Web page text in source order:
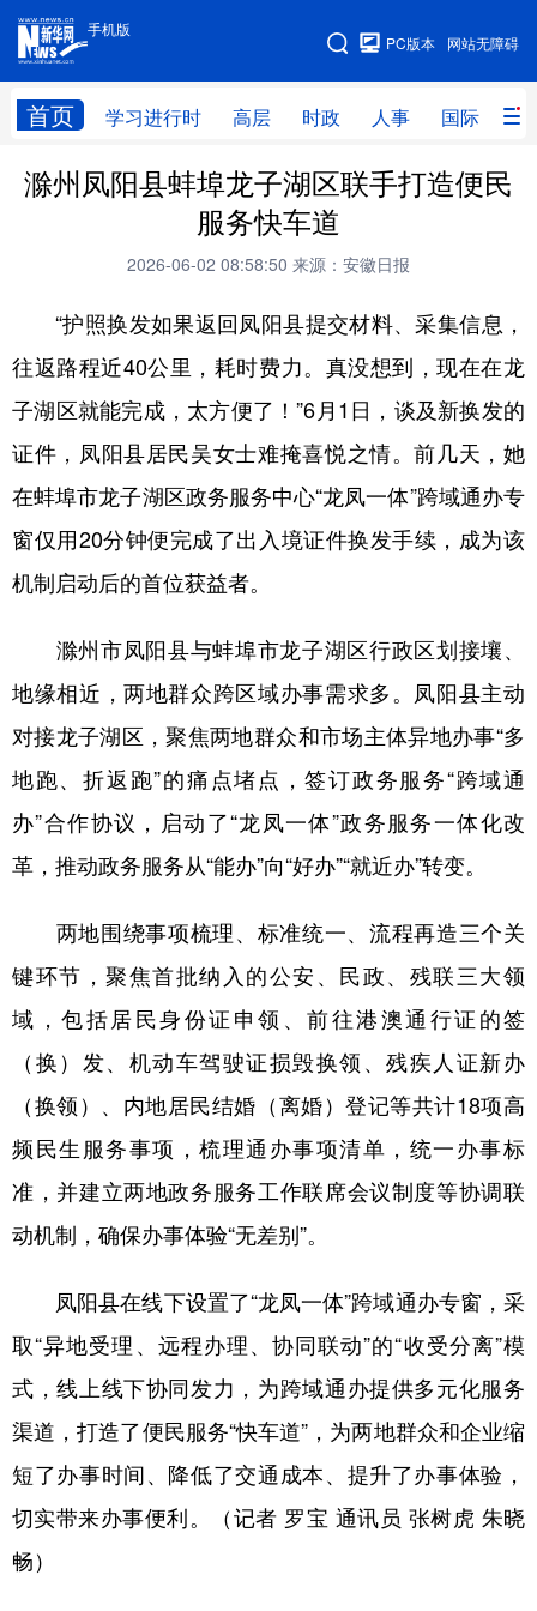
手机版
网站无障碍
PC版本
首页 学习进行时 高层 时政 人事 国际 财
手机版
网站地图
学习进行时 高层 时政 人事
财经 网评
全球连线
科技 科创 量子 体育
文化 书画 健康 军事
法律 中央文件 金融 汽车
食品 人居 信息化 数字经济
学术中国 乡村振兴
彩票 娱乐 时尚 悦读
公益 一带一路 亚太网 上市公司
文化产业
地方频道
北京 天津 河北 山西
辽宁 吉林 上海 江苏
浙江 安徽 福建 江西
山东 河南 湖北 湖南
四川 贵州 云南 西藏
陕西 甘肃
多语种频道
English Español Français عربى
Русский язык 日本語 한국어
Deutsch Português
滁州凤阳县蚌埠龙子湖区联手打造便民
服务快车道
2026-06-02 08:58:50 来源：安徽日报
“护照换发如果返回凤阳县提交材料、采集信息，
往返路程近40公里，耗时费力。真没想到，现在在龙
子湖区就能完成，太方便了！”6月1日，谈及新换发的
证件，凤阳县居民吴女士难掩喜悦之情。前几天，她
在蚌埠市龙子湖区政务服务中心“龙凤一体”跨域通办专
窗仅用20分钟便完成了出入境证件换发手续，成为该
机制启动后的首位获益者。
滁州市凤阳县与蚌埠市龙子湖区行政区划接壤、
地缘相近，两地群众跨区域办事需求多。凤阳县主动
对接龙子湖区，聚焦两地群众和市场主体异地办事“多
地跑、折返跑”的痛点堵点，签订政务服务“跨域通
办”合作协议，启动了“龙凤一体”政务服务一体化改
革，推动政务服务从“能办”向“好办”“就近办”转变。
两地围绕事项梳理、标准统一、流程再造三个关
键环节，聚焦首批纳入的公安、民政、残联三大领
域，包括居民身份证申领、前往港澳通行证的签
（换）发、机动车驾驶证损毁换领、残疾人证新办
（换领）、内地居民结婚（离婚）登记等共计18项高
频民生服务事项，梳理通办事项清单，统一办事标
准，并建立两地政务服务工作联席会议制度等协调联
动机制，确保办事体验“无差别”。
凤阳县在线下设置了“龙凤一体”跨域通办专窗，采
取“异地受理、远程办理、协同联动”的“收受分离”模
式，线上线下协同发力，为跨域通办提供多元化服务
渠道，打造了便民服务“快车道”，为两地群众和企业缩
短了办事时间、降低了交通成本、提升了办事体验，
切实带来办事便利。（记者 罗宝 通讯员 张树虎 朱晓
畅）